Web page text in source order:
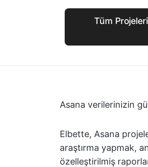
Tüm
Asana verilerinizin
Elbette, Asana
araştırma yapmak,
özelleştirilmiş